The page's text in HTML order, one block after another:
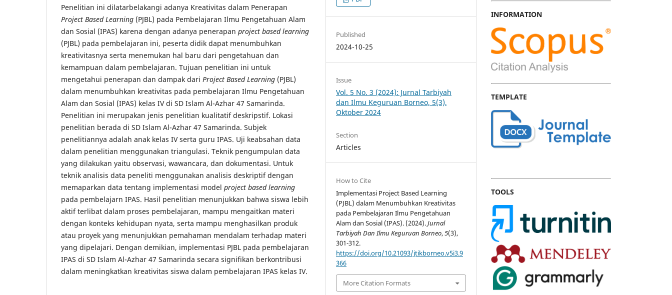
Penelitian ini dilatarbelakangi adanya Kreativitas dalam Penerapan
Project Based Learning (PJBL) pada Pembelajaran Ilmu Pengetahuan Alam
dan Sosial (IPAS) karena dengan adanya penerapan project based learning
(PJBL) pada pembelajaran ini, peserta didik dapat menumbuhkan
kreativitasnya serta menemukan hal baru dari pengetahuan dan
kemampuan dalam pembelajaran. Tujuan penelitian ini untuk
mengetahui penerapan dan dampak dari Project Based Learning (PJBL)
dalam menumbuhkan kreativitas pada pembelajaran Ilmu Pengetahuan
Alam dan Sosial (IPAS) kelas IV di SD Islam Al-Azhar 47 Samarinda.
Penelitian ini merupakan jenis penelitian kualitatif deskripstif. Lokasi
penelitian berada di SD Islam Al-Azhar 47 Samarinda. Subjek
penelitiannya adalah anak kelas IV serta guru IPAS. Uji keabsahan data
dalam penelitian menggunakan triangulasi. Teknik pengumpulan data
yang dilakukan yaitu observasi, wawancara, dan dokumentasi. Untuk
teknik analisis data peneliti menggunakan analisis deskriptif dengan
memaparkan data tentang implementasi model project based learning
pada pembelajarn IPAS. Hasil penelitian menunjukkan bahwa siswa lebih
aktif terlibat dalam proses pembelajaran, mampu mengaitkan materi
dengan konteks kehidupan nyata, serta mampu menghasilkan produk
atau proyek yang menunjukkan pemahaman mendalam terhadap materi
yang dipelajari. Dengan demikian, implementasi PJBL pada pembelajaran
IPAS di SD Islam Al-Azhar 47 Samarinda secara signifikan berkontribusi
dalam meningkatkan kreativitas siswa dalam pembelajaran IPAS kelas IV.
Published
2024-10-25
Issue
Vol. 5 No. 3 (2024): Jurnal Tarbiyah
dan Ilmu Keguruan Borneo, 5(3),
Oktober 2024
Section
Articles
How to Cite
Implementasi Project Based Learning
(PJBL) dalam Menumbuhkan Kreativitas
pada Pembelajaran Ilmu Pengetahuan
Alam dan Sosial (IPAS). (2024).Jurnal
Tarbiyah Dan Ilmu Keguruan Borneo,5(3),
301-312.
https://doi.org/10.21093/jtikborneo.v5i3.9
366
More Citation Formats
INFORMATION
TEMPLATE
TOOLS